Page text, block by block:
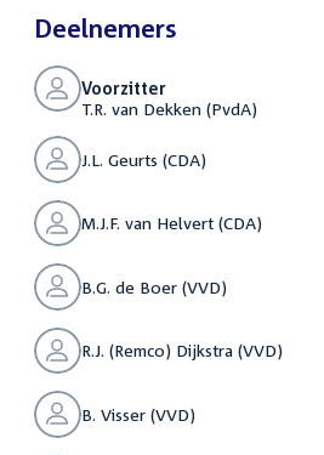
Deelnemers
Voorzitter
T.R. van Dekken (PvdA)
J.L. Geurts (CDA)
M.J.F. van Helvert (CDA)
B.G. de Boer (VVD)
R.J. (Remco) Dijkstra (VVD)
B. Visser (VVD)